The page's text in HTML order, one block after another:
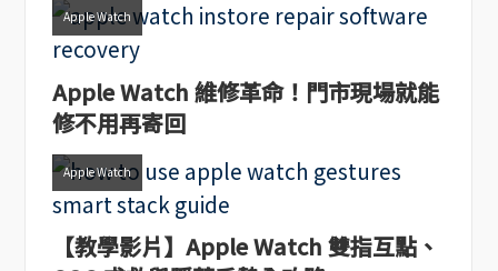
Apple Watch
Apple Watch 維修革命！門市現場就能
修不用再寄回
Apple Watch
【教學影片】Apple Watch 雙指互點、